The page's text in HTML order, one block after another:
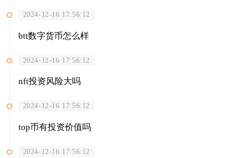
2024-12-16 17:56:12
btt数字货币怎么样
2024-12-16 17:56:12
nft投资风险大吗
2024-12-16 17:56:12
top币有投资价值吗
2024-12-16 17:56:12